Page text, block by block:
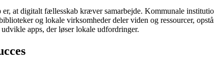
at digitalt fællesskab kræver samarbejde. Kommunale
og lokale virksomheder deler viden og ressourcer,
apps, der løser lokale udfordringer.